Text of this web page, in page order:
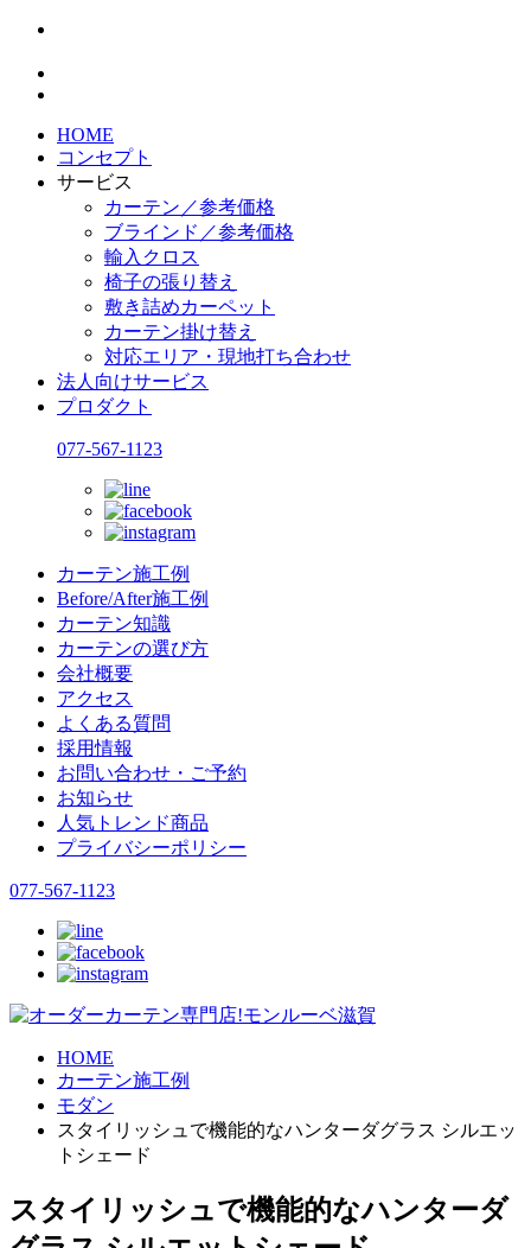
HOME
コンセプト
サービス
カーテン／参考価格
ブラインド／参考価格
輸入クロス
椅子の張り替え
敷き詰めカーペット
カーテン掛け替え
対応エリア・現地打ち合わせ
法人向けサービス
プロダクト
077-567-1123
カーテン施工例
Before/After施工例
カーテン知識
カーテンの選び方
会社概要
アクセス
よくある質問
採用情報
お問い合わせ・ご予約
お知らせ
人気トレンド商品
プライバシーポリシー
077-567-1123
HOME
カーテン施工例
モダン
スタイリッシュで機能的なハンターダグラス シルエッ
トシェード
スタイリッシュで機能的なハンターダ